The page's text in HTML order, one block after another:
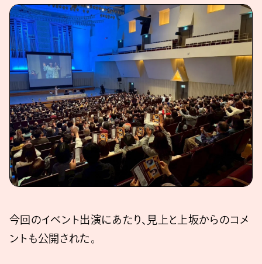
今回のイベント出演にあたり、見上と上坂からのコメ
ントも公開された。